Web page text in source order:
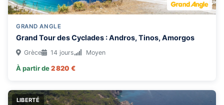
GRAND ANGLE
Grand Tour des Cyclades : Andros, Tinos, Amorgos
Grèce 14 jours Moyen
À partir de2 820 €
LIBERTÉ